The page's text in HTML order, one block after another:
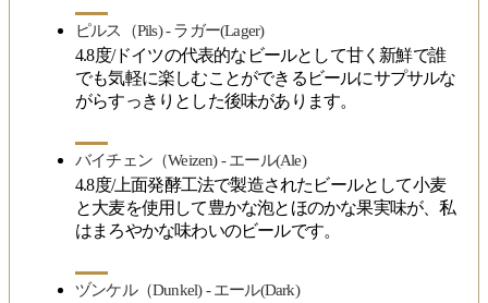
ピルス（Pils) - ラガー(Lager)
4.8度/ドイツの代表的なビールとして甘く新鮮で誰
でも気軽に楽しむことができるビールにサプサルな
がらすっきりとした後味があります。
バイチェン（Weizen) - エール(Ale)
4.8度/上面発酵工法で製造されたビールとして小麦
と大麦を使用して豊かな泡とほのかな果実味が、私
はまろやかな味わいのビールです。
ヅンケル（Dunkel) - エール(Dark)